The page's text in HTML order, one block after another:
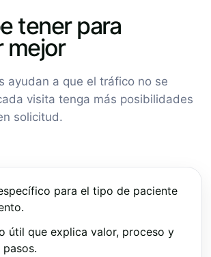
tener para
mejor
ayudan a que el tráfico no se
visita tenga más posibilidades
solicitud.
para el tipo de paciente
útil que explica valor, proceso y